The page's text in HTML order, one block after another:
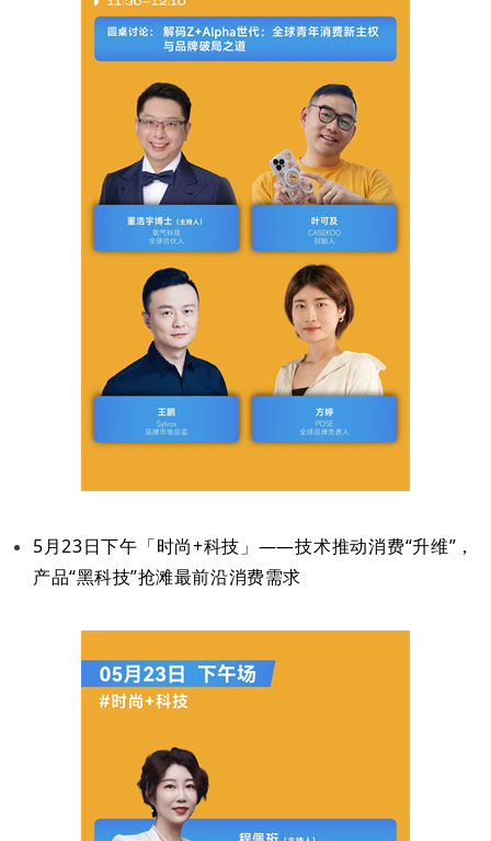
5月23日下午「时尚+科技」——技术推动消费“升维”，
产品“黑科技”抢滩最前沿消费需求